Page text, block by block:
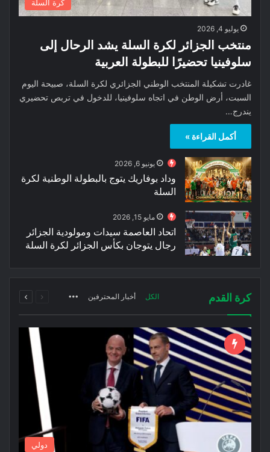
كرة السلة
يوليو 4, 2026
منتخب الجزائر لكرة السلة يشد الرحال إلى
سلوفينيا تحضيرًا للبطولة العربية
غادرت تشكيلة المنتخب الوطني الجزائري لكرة السلة، صبيحة اليوم
السبت، أرض الوطن في اتجاه سلوفينيا، للدخول في تربص تحضيري
يندرج…
أكمل القراءة »
يونيو 6, 2026
وداد بوفاريك يتوج بالبطولة الوطنية لكرة
السلة
مايو 15, 2026
اتحاد العاصمة سيدات ومولودية الجزائر
رجال يتوجان بكأس الجزائر لكرة السلة
كرة القدم الكل أخبار المحترفين
الصفحة
دولي